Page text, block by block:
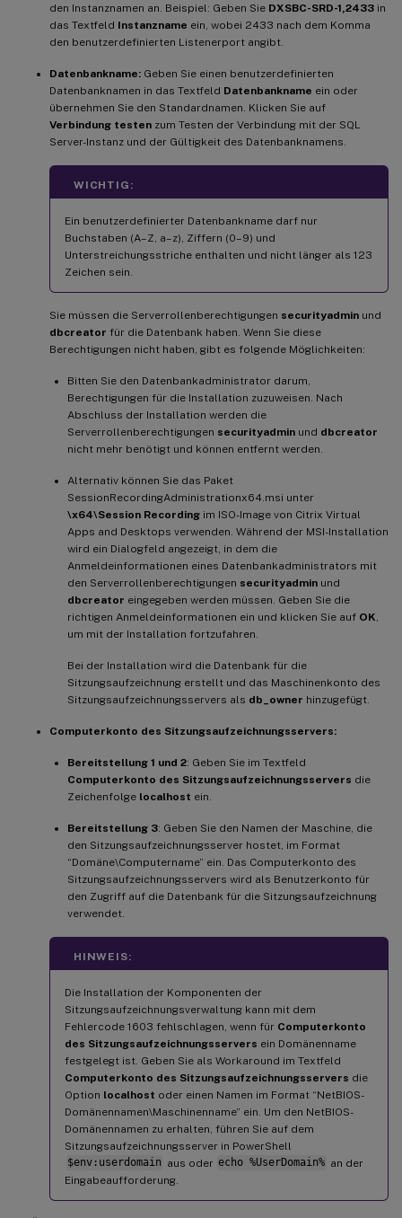
den Instanznamen an. Beispiel: Geben Sie DXSBC-SRD-1,2433 in
das Textfeld Instanzname ein, wobei 2433 nach dem Komma
den benutzerdefinierten Listenerport angibt.
Datenbankname: Geben Sie einen benutzerdefinierten
Datenbanknamen in das Textfeld Datenbankname ein oder
übernehmen Sie den Standardnamen. Klicken Sie auf
Verbindung testen zum Testen der Verbindung mit der SQL
Server-Instanz und der Gültigkeit des Datenbanknamens.
WICHTIG:
Ein benutzerdefinierter Datenbankname darf nur
Buchstaben (A–Z, a–z), Ziffern (0–9) und
Unterstreichungsstriche enthalten und nicht länger als 123
Zeichen sein.
Sie müssen die Serverrollenberechtigungen securityadmin und
dbcreator für die Datenbank haben. Wenn Sie diese
Berechtigungen nicht haben, gibt es folgende Möglichkeiten:
Bitten Sie den Datenbankadministrator darum,
Berechtigungen für die Installation zuzuweisen. Nach
Abschluss der Installation werden die
Serverrollenberechtigungen securityadmin und dbcreator
nicht mehr benötigt und können entfernt werden.
Alternativ können Sie das Paket
SessionRecordingAdministrationx64.msi unter
\x64\Session Recording im ISO-Image von Citrix Virtual
Apps and Desktops verwenden. Während der MSI-Installation
wird ein Dialogfeld angezeigt, in dem die
Anmeldeinformationen eines Datenbankadministrators mit
den Serverrollenberechtigungen securityadmin und
dbcreator eingegeben werden müssen. Geben Sie die
richtigen Anmeldeinformationen ein und klicken Sie auf OK
um mit der Installation fortzufahren.
Bei der Installation wird die Datenbank für die
Sitzungsaufzeichnung erstellt und das Maschinenkonto des
Sitzungsaufzeichnungsservers als db_owner hinzugefügt.
Computerkonto des Sitzungsaufzeichnungsservers:
Bereitstellung 1 und 2: Geben Sie im Textfeld
Computerkonto des Sitzungsaufzeichnungsservers die
Zeichenfolge localhost ein.
Bereitstellung 3: Geben Sie den Namen der Maschine, die
den Sitzungsaufzeichnungsserver hostet, im Format
“Domäne\Computername” ein. Das Computerkonto des
Sitzungsaufzeichnungsservers wird als Benutzerkonto für
den Zugriff auf die Datenbank für die Sitzungsaufzeichnung
verwendet.
HINWEIS:
Die Installation der Komponenten der
Sitzungsaufzeichnungsverwaltung kann mit dem
Fehlercode 1603 fehlschlagen, wenn für Computerkonto
des Sitzungsaufzeichnungsservers ein Domänenname
festgelegt ist. Geben Sie als Workaround im Textfeld
Computerkonto des Sitzungsaufzeichnungsservers die
Option localhost oder einen Namen im Format “NetBIOS-
Domänennamen\Maschinenname” ein. Um den NetBIOS-
Domänennamen zu erhalten, führen Sie auf dem
Sitzungsaufzeichnungsserver in PowerShell
$env:userdomain aus oder echo %UserDomain% an der
Eingabeaufforderung.